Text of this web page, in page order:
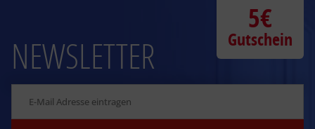
NEWSLETTER
5€
Gutschein